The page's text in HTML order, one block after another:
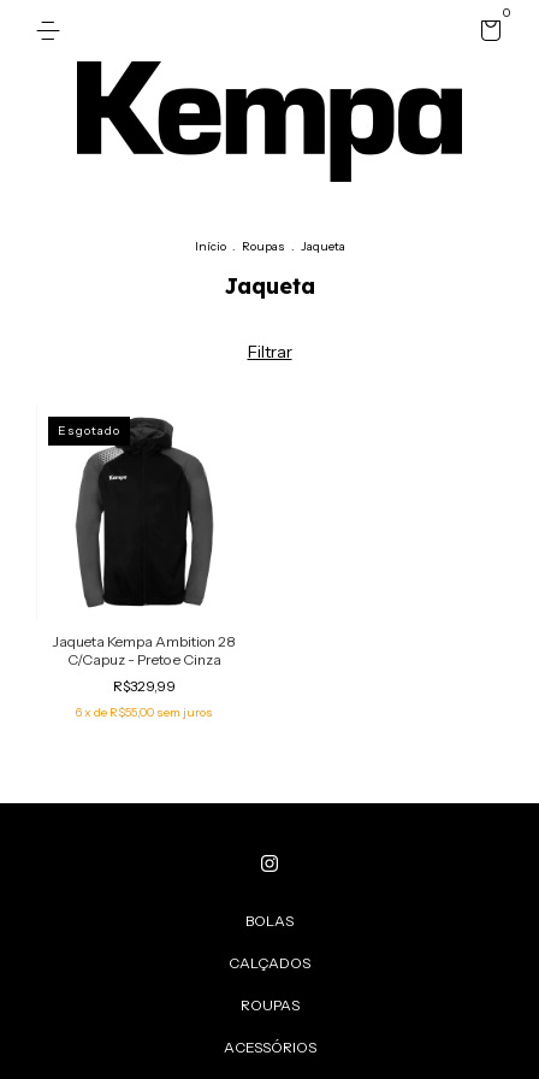
0
Início . Roupas . Jaqueta
Jaqueta
Filtrar
Esgotado
Jaqueta Kempa Ambition 28
C/Capuz - Preto e Cinza
R$329,99
6x de R$55,00 sem juros
BOLAS
CALÇADOS
ROUPAS
ACESSÓRIOS